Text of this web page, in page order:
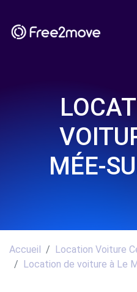
MÉE-
Accueil
Location Voiture
Location de voiture à Le